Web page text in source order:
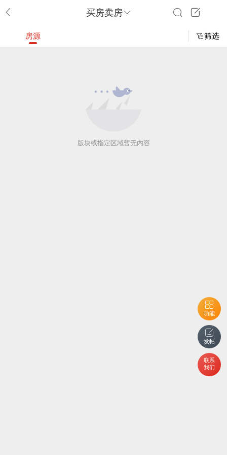
买房卖房
功能
发帖
联系
我们
房源 筛选
版块或指定区域暂无内容